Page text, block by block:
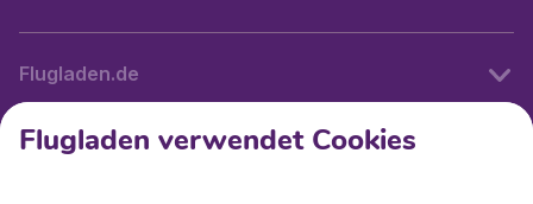
Flugladen.de
Internationale Webseiten
Flugladen verwendet Cookies